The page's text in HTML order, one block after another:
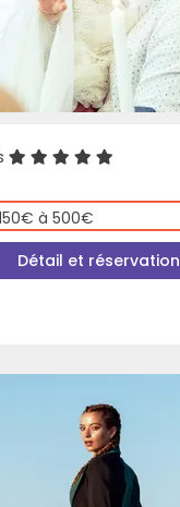
à 500€
Détail et réservation